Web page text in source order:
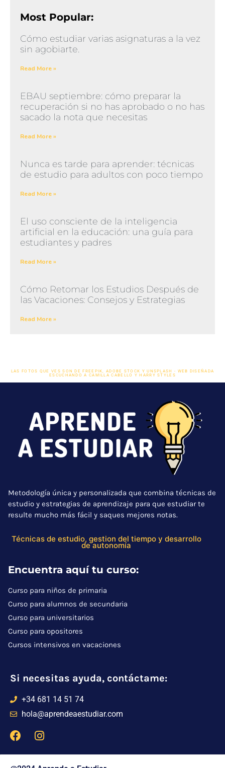
Most Popular:
Cómo estudiar varias asignaturas a la vez
sin agobiarte.
Read More »
EBAU septiembre: cómo preparar la
recuperación si no has aprobado o no has
sacado la nota que necesitas
Read More »
Nunca es tarde para aprender: técnicas
de estudio para adultos con poco tiempo
Read More »
El uso consciente de la inteligencia
artificial en la educación: una guía para
estudiantes y padres
Read More »
Cómo Retomar los Estudios Después de
las Vacaciones: Consejos y Estrategias
Read More »
LAS FOTOS QUE VES SON DE FREEPIK, ADOBE STOCK Y UNSPLASH - WEB DISEÑADA
ESCUCHANDO A CAMILLA CABELLO Y HARRY STYLES
Metodología única y personalizada que combina técnicas de
estudio y estrategias de aprendizaje para que estudiar te
resulte mucho más fácil y saques mejores notas.
Técnicas de estudio, gestion del tiempo y desarrollo
de autonomía
Encuentra aquí tu curso:
Curso para niños de primaria
Curso para alumnos de secundaria
Curso para universitarios
Curso para opositores
Cursos intensivos en vacaciones
Si necesitas ayuda, contáctame:
+34 681 14 51 74
hola@aprendeaestudiar.com